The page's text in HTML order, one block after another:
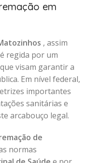
em
, assim
regida por um
visam garantir a
Em nível federal,
importantes
sanitárias e
arcabouço legal.
de
normas